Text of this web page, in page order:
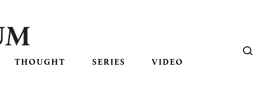
THOUGHT SERIES VIDEO